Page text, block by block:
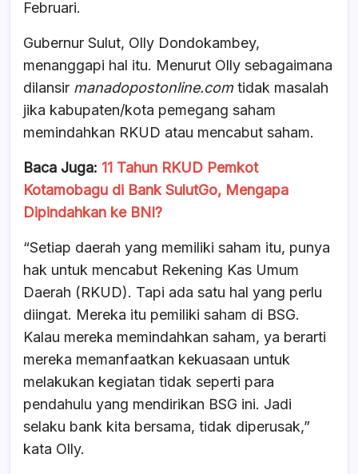
Februari.
Gubernur Sulut, Olly Dondokambey,
menanggapi hal itu. Menurut Olly sebagaimana
dilansir manadopostonline.comtidak masalah
jika kabupaten/kota pemegang saham
memindahkan RKUD atau mencabut saham.
Baca Juga: 11 Tahun RKUD Pemkot
Kotamobagu di Bank SulutGo, Mengapa
Dipindahkan ke BNI?
“Setiap daerah yang memiliki saham itu, punya
hak untuk mencabut Rekening Kas Umum
Daerah (RKUD). Tapi ada satu hal yang perlu
diingat. Mereka itu pemiliki saham di BSG.
Kalau mereka memindahkan saham, ya berarti
mereka memanfaatkan kekuasaan untuk
melakukan kegiatan tidak seperti para
pendahulu yang mendirikan BSG ini. Jadi
selaku bank kita bersama, tidak diperusak,”
kata Olly.